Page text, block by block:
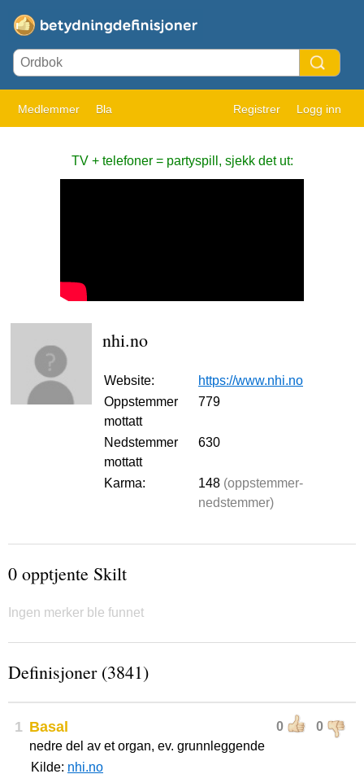
Medlemmer Bla Registrer Logg inn
TV + telefoner = partyspill, sjekk det ut:
nhi.no
Website:
https://www.nhi.no
Oppstemmer
mottatt
779
Nedstemmer
mottatt
630
Karma: 148 (oppstemmer-
nedstemmer)
0 opptjente Skilt
Ingen merker ble funnet
Definisjoner (3841)
1 0 0
Basal
nedre del av et organ, ev. grunnleggende
Kilde: nhi.no